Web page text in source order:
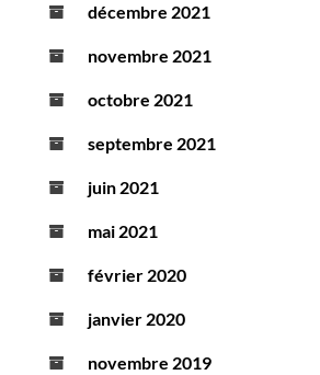
décembre 2021
novembre 2021
octobre 2021
septembre 2021
juin 2021
mai 2021
février 2020
janvier 2020
novembre 2019